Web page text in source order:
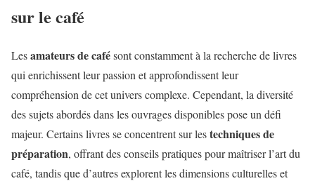
sur le café
Lesamateurs de cafésont constamment à la recherche de livres
qui enrichissent leur passion et approfondissent leur
compréhension de cet univers complexe. Cependant, la diversité
des sujets abordés dans les ouvrages disponibles pose un défi
majeur. Certains livres se concentrent sur lestechniques de
préparation, offrant des conseils pratiques pour maîtriser l’art du
café, tandis que d’autres explorent les dimensions culturelles et